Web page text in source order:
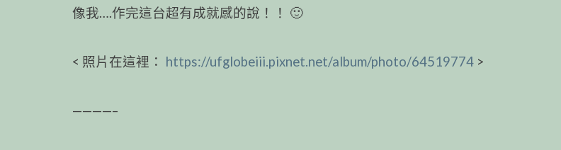
像我….作完這台超有成就感的說！！ 🙂
< 照片在這裡： https://ufglobeiii.pixnet.net/album/photo/64519774 >
————–